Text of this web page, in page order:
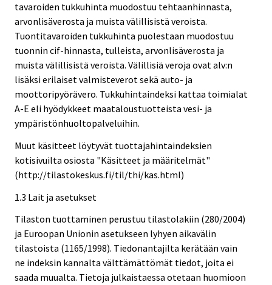
tavaroiden tukkuhinta muodostuu tehtaanhinnasta,
arvonlisäverosta ja muista välillisistä veroista.
Tuontitavaroiden tukkuhinta puolestaan muodostuu
tuonnin cif-hinnasta, tulleista, arvonlisäverosta ja
muista välillisistä veroista. Välillisiä veroja ovat alv:n
lisäksi erilaiset valmisteverot sekä auto- ja
moottoripyörävero. Tukkuhintaindeksi kattaa toimialat
A-E eli hyödykkeet maataloustuotteista vesi- ja
ympäristönhuoltopalveluihin.
Muut käsitteet löytyvät tuottajahintaindeksien
kotisivuilta osiosta "Käsitteet ja määritelmät"
(http://tilastokeskus.fi/til/thi/kas.html)
1.3 Lait ja asetukset
Tilaston tuottaminen perustuu tilastolakiin (280/2004)
ja Euroopan Unionin asetukseen lyhyen aikavälin
tilastoista (1165/1998). Tiedonantajilta kerätään vain
ne indeksin kannalta välttämättömät tiedot, joita ei
saada muualta. Tietoja julkaistaessa otetaan huomioon